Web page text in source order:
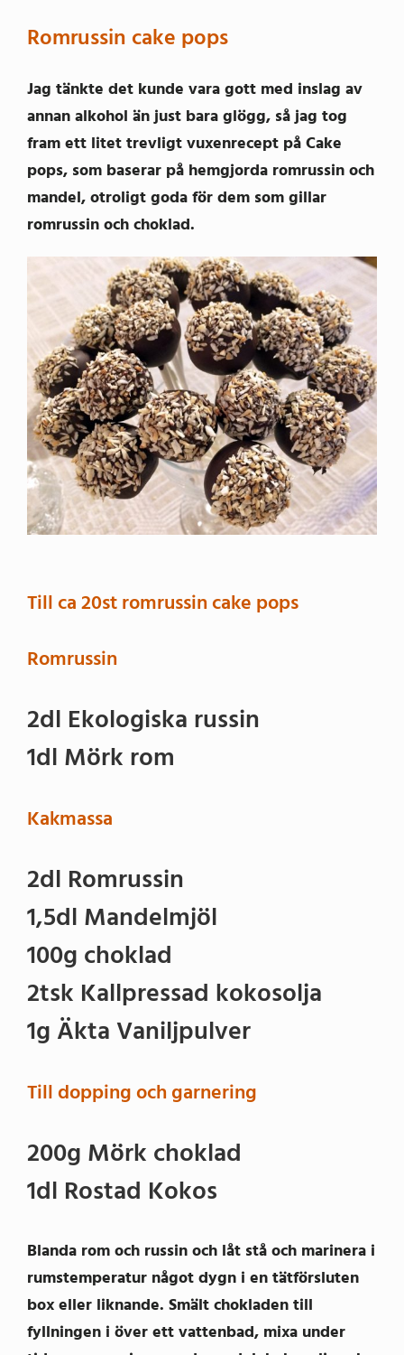
Romrussin cake pops
Jag tänkte det kunde vara gott med inslag av
annan alkohol än just bara glögg, så jag tog
fram ett litet trevligt vuxenrecept på Cake
pops, som baserar på hemgjorda romrussin och
mandel, otroligt goda för dem som gillar
romrussin och choklad.
Till ca 20st romrussin cake pops
Romrussin
2dl Ekologiska russin
1dl Mörk rom
Kakmassa
2dl Romrussin
1,5dl Mandelmjöl
100g choklad
2tsk Kallpressad kokosolja
1g Äkta Vaniljpulver
Till dopping och garnering
200g Mörk choklad
1dl Rostad Kokos
Blanda rom och russin och låt stå och marinera i
rumstemperatur något dygn i en tätförsluten
box eller liknande. Smält chokladen till
fyllningen i över ett vattenbad, mixa under